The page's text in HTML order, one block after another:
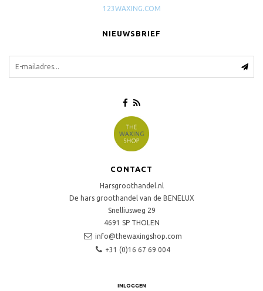
123WAXING.COM
NIEUWSBRIEF
CONTACT
Harsgroothandel.nl
De hars groothandel van de BENELUX
Snelliusweg 29
4691 SP THOLEN
info@thewaxingshop.com
+31 (0)16 67 69 004
INLOGGEN